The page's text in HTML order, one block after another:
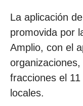
La aplicación
promovida por
Amplio, con el
fracciones el
locales.